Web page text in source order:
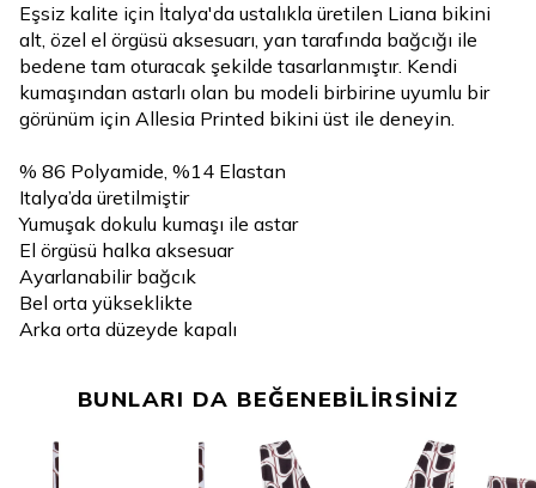
Eşsiz kalite için İtalya'da ustalıkla üretilen Liana bikini
alt, özel el örgüsü aksesuarı, yan tarafında bağcığı ile
bedene tam oturacak şekilde tasarlanmıştır. Kendi
kumaşından astarlı olan bu modeli birbirine uyumlu bir
görünüm için Allesia Printed bikini üst ile deneyin.
% 86 Polyamide, %14 Elastan
Italya’da üretilmiştir
Yumuşak dokulu kumaşı ile astar
El örgüsü halka aksesuar
Ayarlanabilir bağcık
Bel orta yükseklikte
Arka orta düzeyde kapalı
BUNLARI DA BEĞENEBİLİRSİNİZ